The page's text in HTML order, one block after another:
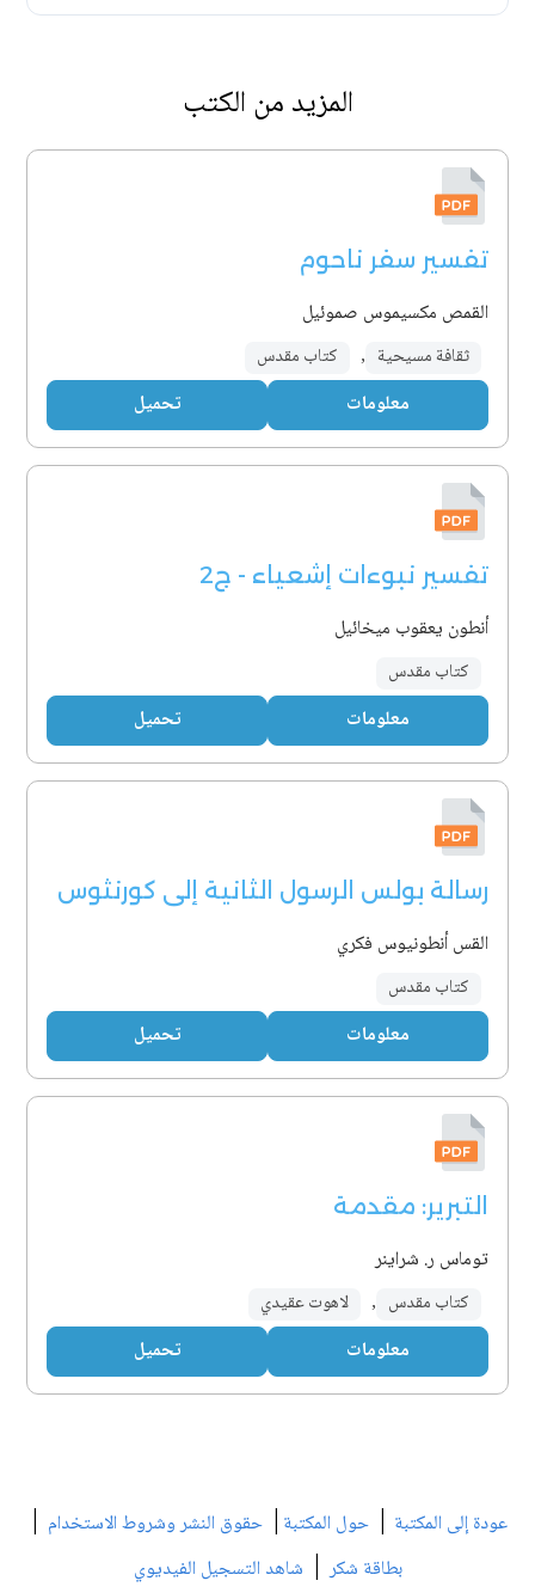
المزيد من الكتب
تفسير سفر ناحوم
القمص مكسيموس صموئيل
ثقافة مسيحية , كتاب مقدس
معلومات تحميل
تفسير نبوءات إشعياء - ج2
أنطون يعقوب ميخائيل
كتاب مقدس
معلومات تحميل
رسالة بولس الرسول الثانية إلى كورنثوس
القس أنطونيوس فكري
كتاب مقدس
معلومات تحميل
التبرير: مقدمة
توماس ر. شراينر
كتاب مقدس , لاهوت عقيدي
معلومات تحميل
عودة إلى المكتبة | حول المكتبة | حقوق النشر وشروط الاستخدام |
بطاقة شكر| شاهد التسجيل الفيديوي